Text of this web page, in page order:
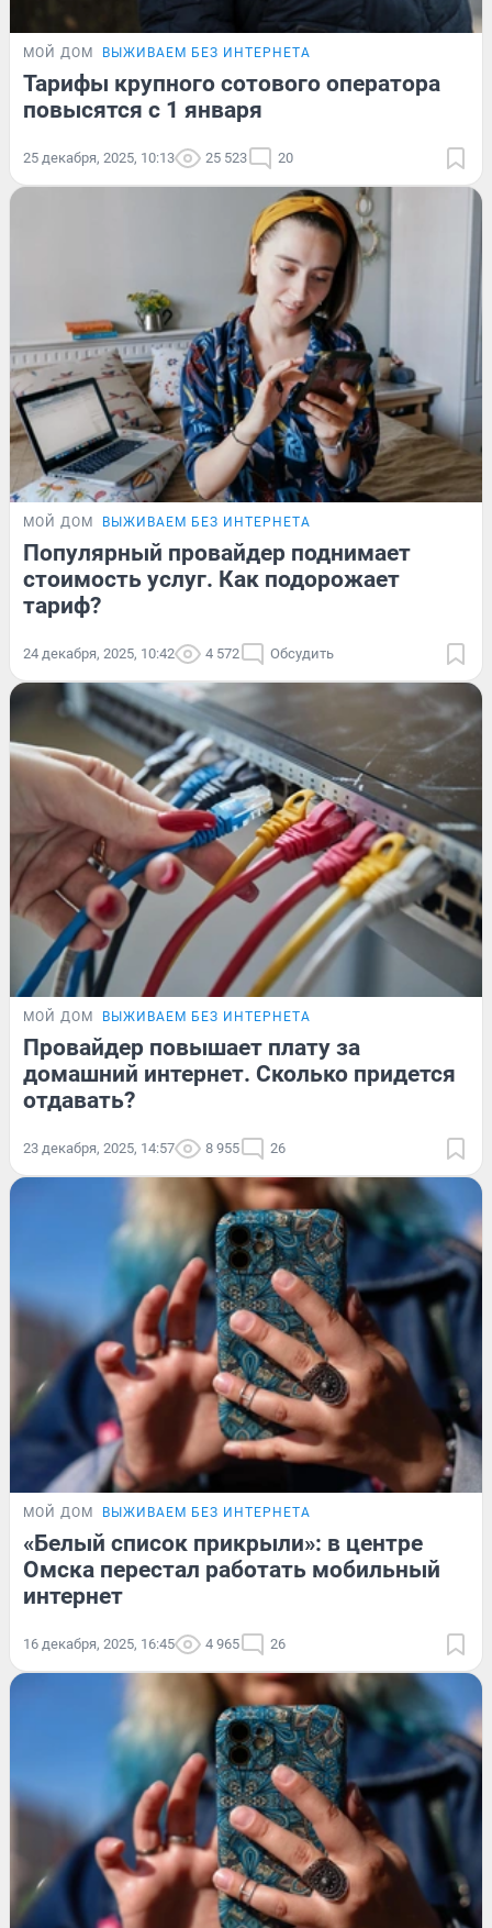
МОЙ ДОМ ВЫЖИВАЕМ БЕЗ ИНТЕРНЕТА
Тарифы крупного сотового оператора
повысятся с 1 января
25 декабря, 2025, 10:13 25 523 20
МОЙ ДОМ ВЫЖИВАЕМ БЕЗ ИНТЕРНЕТА
Популярный провайдер поднимает
стоимость услуг. Как подорожает
тариф?
24 декабря, 2025, 10:42 4 572 Обсудить
МОЙ ДОМ ВЫЖИВАЕМ БЕЗ ИНТЕРНЕТА
Провайдер повышает плату за
домашний интернет. Сколько придется
отдавать?
23 декабря, 2025, 14:57 8 955 26
МОЙ ДОМ ВЫЖИВАЕМ БЕЗ ИНТЕРНЕТА
«Белый список прикрыли»: в центре
Омска перестал работать мобильный
интернет
16 декабря, 2025, 16:45 4 965 26